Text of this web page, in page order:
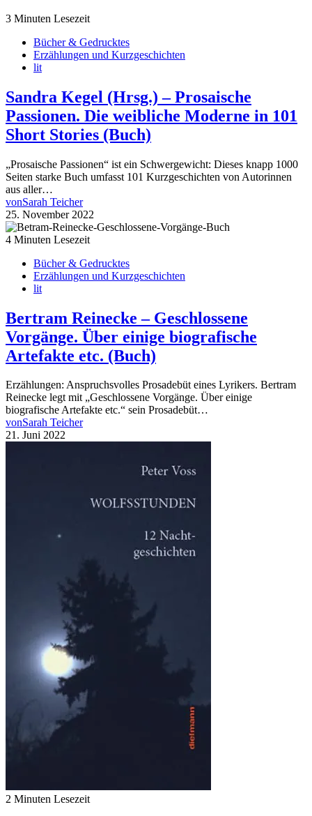
3 Minuten Lesezeit
Bücher & Gedrucktes
Erzählungen und Kurzgeschichten
lit
Sandra Kegel (Hrsg.) – Prosaische
Passionen. Die weibliche Moderne in 101
Short Stories (Buch)
„Prosaische Passionen“ ist ein Schwergewicht: Dieses knapp 1000
Seiten starke Buch umfasst 101 Kurzgeschichten von Autorinnen
aus aller…
vonSarah Teicher
25. November 2022
4 Minuten Lesezeit
Bücher & Gedrucktes
Erzählungen und Kurzgeschichten
lit
Bertram Reinecke – Geschlossene
Vorgänge. Über einige biografische
Artefakte etc. (Buch)
Erzählungen: Anspruchsvolles Prosadebüt eines Lyrikers. Bertram
Reinecke legt mit „Geschlossene Vorgänge. Über einige
biografische Artefakte etc.“ sein Prosadebüt…
vonSarah Teicher
21. Juni 2022
2 Minuten Lesezeit